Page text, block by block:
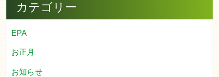
カテゴリー
EPA
お正月
お知らせ